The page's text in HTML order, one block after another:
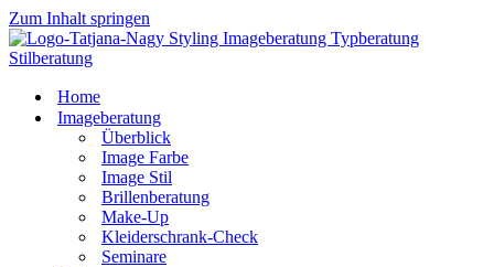
Zum Inhalt springen
Home
Imageberatung
Überblick
Image Farbe
Image Stil
Brillenberatung
Make-Up
Kleiderschrank-Check
Seminare